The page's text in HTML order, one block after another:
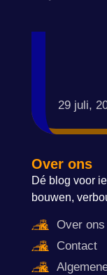
29 juli,
Over ons
Dé blog voor
bouwen,
Over ons
Contact